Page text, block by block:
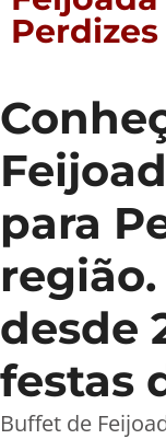
Perdizes
para
desde
festas
Buffet de